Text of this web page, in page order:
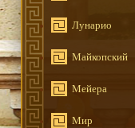
Лунарио
Майкопский
Мейера
Мир